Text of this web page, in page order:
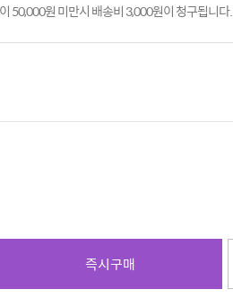
50,000원 미만시 배송비 3,000원이 청구됩니다.
즉시구매